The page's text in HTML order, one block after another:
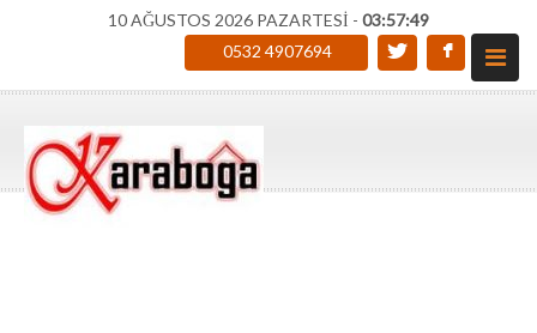
10 AĞUSTOS 2026 PAZARTESİ - 03:57:50
0532 4907694